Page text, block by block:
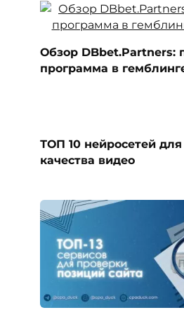
Обзор DBbet.Partners:
программа в
ТОП 10 нейросетей
качества видео